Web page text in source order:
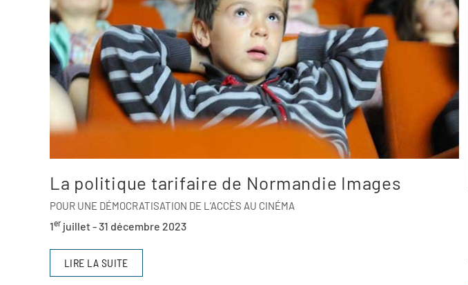
La politique tarifaire de Normandie Images
POUR UNE DÉMOCRATISATION DE L’ACCÈS AU CINÉMA
1erjuillet - 31 décembre 2023
LIRE LA SUITE